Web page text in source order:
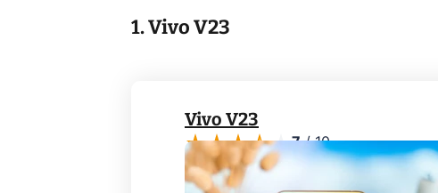
1. Vivo V23
Vivo V23
7/10